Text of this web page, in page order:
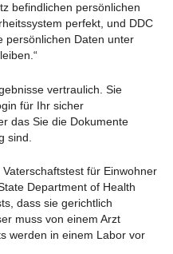
befindlichen persönlichen
perfekt, und DDC
persönlichen Daten unter
vertraulich. Sie
für Ihr sicher
das Sie die Dokumente
sind.
für Einwohner
Department of Health
dass sie gerichtlich
muss von einem Arzt
werden in einem Labor vor